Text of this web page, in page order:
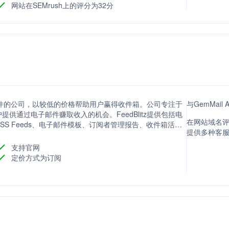
公司注重数据保护和GDPR合规性，确保用户可以专注
网站在SEMrush上的评分为32分
公司，以较低的价格帮助用户赢得收件箱。公司专注于
供通过电子邮件赚取收入的机会。FeedBlitz提供包括电
Feeds、电子邮件模板、订阅者管理报告、收件箱活动
支持官网
定价方式为订阅
与GemMail
在网站域名
提供多种客